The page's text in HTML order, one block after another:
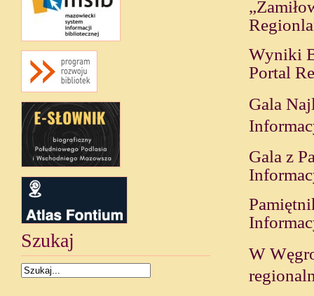
Szukaj
Wyniki
Portal
Gala
Gala z
W